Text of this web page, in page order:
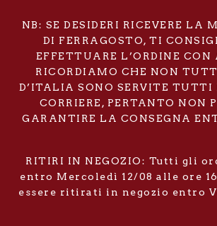
NB: SE DESIDERI RICEVERE LA
DI FERRAGOSTO, TI
EFFETTUARE L’ORDINE
RICORDIAMO CHE NON
D’ITALIA SONO SERVITE TUTTI
CORRIERE, PERTANTO NON
GARANTIRE LA CONSEGNA
RITIRI IN NEGOZIO: Tutti gli
entro Mercoledì 12/08 alle ore
essere ritirati in negozio entro